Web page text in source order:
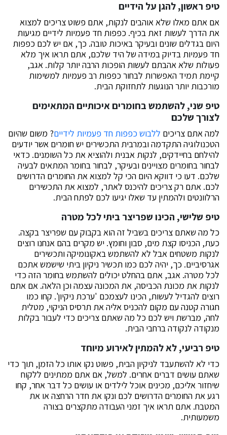
טיפ ראשון, להגן על הידיים
אם אתם מאלו שלא אוהבים לנקות, אתם פשוט צריכים למצוא
את הדרך לעשות זאת בכיף. כפפות חד פעמיות לידיים מגיעות
היום בגדלים שונים ובעיקר באיכות טובה. כך, אם יש לכם כפפות
חד פעמיות בדיוק במידה של היד שלכם, אתם תראו איך מלא
פעולות שלא אהבתם לעשות הופכות הרבה יותר קלות. אגב,
קיימת תמיד האפשרות לבחור כפפות רב פעמיות למשימות
מורכבות יותר הנוגעות לתחזוקת הבית.
טיפ שני, להשתמש בחומרים איכותיים המתאימים
לצורך שלכם
למה אתם צריכים ללבוש כפפות חד פעמיות לידיים? משום שהיום
הטכנולוגיה התקדמה ובמרבית התכשירים יש חומרים אשר יודעים
להילחם בחיידקים, לנקות אבנית ולהוציא את כל השומנים. כדאי
לבחור בחומרים מצויינים ובעיקר, לבחור בחומר המתאים לבעיה
שלכם. דעו כי דווקא היום הכי קל למצוא את החומרים הדרושים
לכם. אתם רק צריכים להיכנס לאתר, למצוא את התכשירים
הרלוונטים ולהמתין עד שאלו יגיעו לכם לפתח הבית.
טיפ שלישי, הכינו שפריצר ביתי לכל מטרה
כל מה שאתם צריכים בשביל זה הוא בקבוק עם שפריצר בקצה.
כעת, הכניסו קצת מים, סבון וחומץ. יש מקרים בהם אנחנו רוצים
לנקות משטחים אבל לא להשתמש באקונומיקה ותכשירים
אגרסיביים. כך, יהיה לכם כמו תכשיר ניקיון ביתי שישמש אתכם
לכל מטרה. אגב, אתם בהחלט יכולים להשתמש בחומר הזה כדי
לנקות את מכונת הכביסה, את המכונה עצמה וכן הלאה. אם אתם
רוצים להגדיל לעשות, הכינו לעצמכם 'ערכת ניקיון'. קחו כמו
חגורה קטנה עם מקום להכניס אליה את תרסיס הניקוי, מטלית
לחה, מברשת ויש לכם כל מה שאתם צריכים כדי לעבור בקלות
מנקודה לנקודה ברחבי הבית.
טיפ רביעי, לא להמתין לאירוע מיוחד
כדי לא להשתעבד לניקיון הבית, פשוט נקו אותו כל הזמן, תוך כדי
שאתם עושים דברים אחרים. למשל, אם אתם ממתינים ללקוח
שיחזור אליכם, מכינים אוכל לילדים או עושים כל דבר אחר, קחו
רגע את החומרים הדרושים לכם ונקו את חדר הרחצה או את
המטבח. אתם תראו איך זמני העבודה מתקצרים בצורה
משמעותית.